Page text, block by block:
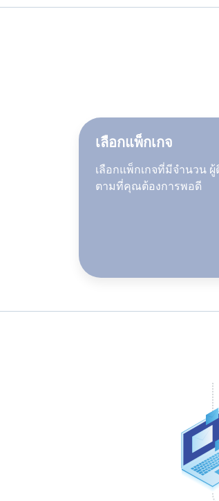
เลือกแพ็กเกจ
เลือกแพ็กเกจที่มีจำนวน
ตามที่คุณต้องการพอดี